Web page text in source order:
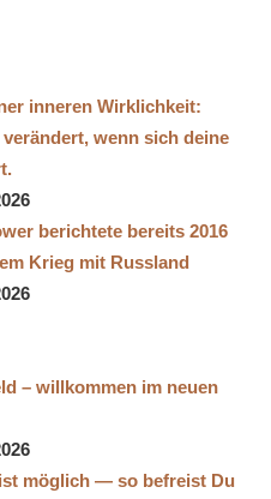
inneren Wirklichkeit:
wenn sich deine
berichtete bereits 2016
Krieg mit Russland
– willkommen im neuen
möglich — so befreist Du